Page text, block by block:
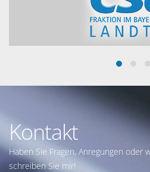
Kontakt
Haben Sie Fragen, Anregungen oder
schreiben Sie mir!